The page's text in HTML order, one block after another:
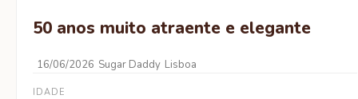
50 anos muito atraente e elegante
16/06/2026 Sugar Daddy Lisboa
IDADE